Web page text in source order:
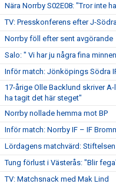
Nära Norrby S02E08: "Tror inte
TV: Presskonferens efter J-
Norrby föll efter sent avgörande
Salo: " Vi har ju några fina
Inför match: Jönköpings Södra
17-årige Olle Backlund skriver
ha tagit det här steget"
Norrby nollade hemma mot BP
Inför match: Norrby IF – IF
Lördagens matchvärd: Stiftelsen
Tung förlust i Västerås: "Blir
TV: Matchsnack med Mak Lind